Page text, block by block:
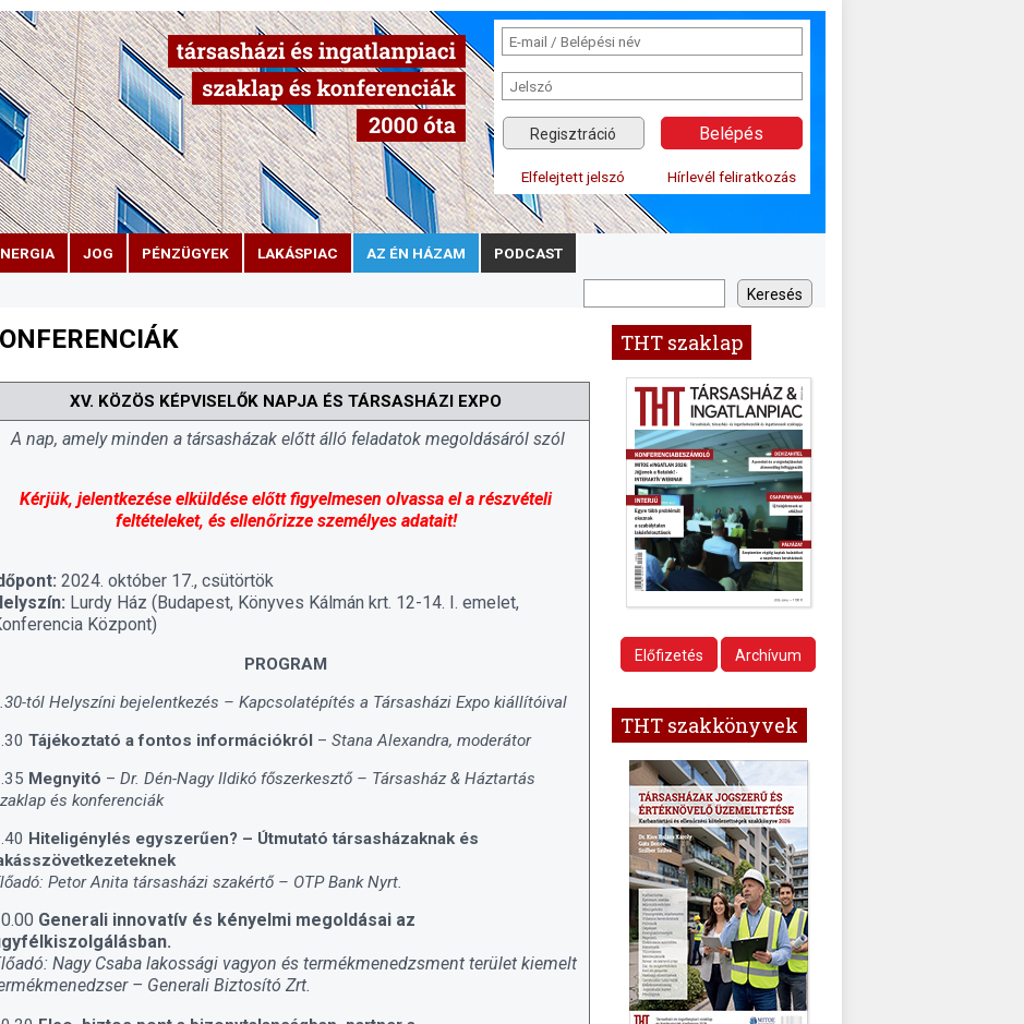
Regisztráció
Elfelejtett jelszó Hírlevél feliratkozás
JOG PÉNZÜGYEK LAKÁSPIAC AZ ÉN HÁZAM PODCAST
XV. KÖZÖS KÉPVISELŐK NAPJA ÉS TÁRSASHÁZI EXPO
A nap, amely minden a társasházak előtt álló feladatok megoldásáról szól
Kérjük, jelentkezése elküldése előtt figyelmesen olvassa el a részvételi
feltételeket, és ellenőrizze személyes adatait!
2024. október 17., csütörtök
Lurdy Ház (Budapest, Könyves Kálmán krt. 12-14. I. emelet,
Központ)
PROGRAM
tól Helyszíni bejelentkezés – Kapcsolatépítés a Társasházi Expo kiállítóival
Tájékoztató a fontos információkról– Stana Alexandra, moderátor
Megnyitó – Dr. Dén-Nagy Ildikó főszerkesztő – Társasház & Háztartás
és konferenciák
Hiteligénylés egyszerűen? – Útmutató társasházaknak és
Petor Anita társasházi szakértő – OTP Bank Nyrt.
Generali innovatív és kényelmi megoldásai az
Nagy Csaba lakossági vagyon és termékmenedzsment terület kiemelt
– Generali Biztosító Zrt.
THT szaklap
Előfizetés Archívum
THT szakkönyvek